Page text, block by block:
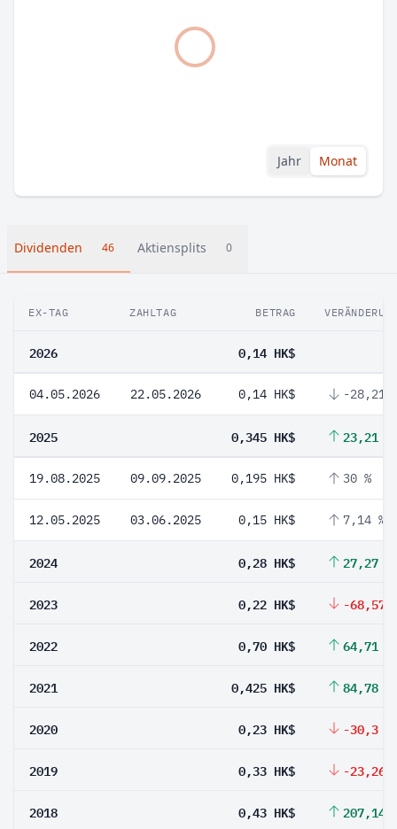
Jahr Monat
Dividenden 46 Aktiensplits 0
EX-TAG ZAHLTAG BETRAG
2026 0,14 HK$
04.05.2026 22.05.2026 0,14 HK$ -28,21
2025 0,345 HK$ 23,21 %
19.08.2025 09.09.2025 0,195 HK$ 30 %
12.05.2025 03.06.2025 0,15 HK$ 7,14 %
2024 0,28 HK$ 27,27 %
2023 0,22 HK$ -68,57
2022 0,70 HK$ 64,71 %
2021 0,425 HK$ 84,78 %
2020 0,23 HK$ -30,3 %
2019 0,33 HK$ -23,26
2018 0,43 HK$ 207,14